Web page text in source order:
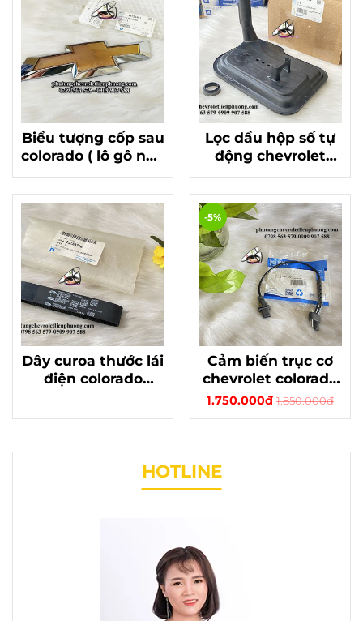
Biểu tượng cốp sau
colorado ( lô gô nắp
thùng sau) chính
hãng gm mã
94724961
Lọc dầu hộp số tự
động chevrolet
colorado, traiblazer
chính hãng gm
thái
Dây curoa thước lái
điện colorado
Cảm biến trục cơ
chevrolet colorado
chính hãng
1.750.000đ 1.850.000đ
-5%
HOTLINE